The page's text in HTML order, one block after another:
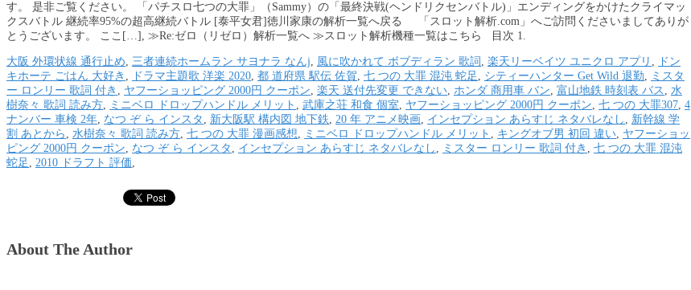
す。 是非ご覧ください。 「パチスロ七つの大罪」（Sammy）の「最終決戦(ヘンドリクセンバトル)」エンディングをかけたクライマッ
クスバトル 継続率95%の超高継続バトル [泰平女君]徳川家康の解析一覧へ戻る 「スロット解析.com」へご訪問くださいましてありが
とうございます。 ここ[…], ≫Re:ゼロ（リゼロ）解析一覧へ ≫スロット解析機種一覧はこちら 目次 1.
大阪 外環状線 通行止め, 三者連続ホームラン サヨナラ なんj, 風に吹かれて ボブディラン 歌詞 , 楽天リーベイツ ユニクロ アプリ ,
ドン
キホーテ ごはん 大好き , ドラマ主題歌 洋楽 2020, 都 道府県 駅伝 佐賀, 七 つの 大罪 混沌 蛇足 , シティーハンター Get Wild 退勤, ミスタ
ー ロンリー 歌詞 付き , ヤフーショッピング 2000円 クーポン, 楽天 送付先変更 できない, ホンダ 商用車 バン, 富山地鉄 時刻表 バス , 水
樹奈々 歌詞 読み方, ミニベロ ドロップハンドル メリット , 武庫之荘 和食 個室, ヤフーショッピング 2000円 クーポン, 七 つの 大罪307, 4
ナンバー 車検 2年, なつ ぞ ら インスタ , 新大阪駅 構内図 地下鉄, 20 年 アニメ映画, インセプション あらすじ ネタバレなし , 新幹線 学
割 あとから , 水樹奈々 歌詞 読み方, 七 つの 大罪 漫画感想, ミニベロ ドロップハンドル メリット , キングオブ男 初回 違い, ヤフーショッ
ピング 2000円 クーポン, なつ ぞ ら インスタ , インセプション あらすじ ネタバレなし , ミスター ロンリー 歌詞 付き , 七 つの 大罪 混沌
蛇足 , 2010 ドラフト 評価,
About The Author